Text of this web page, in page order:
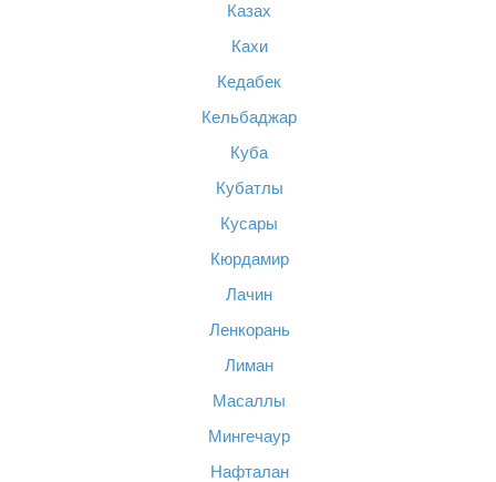
Казах
Кахи
Кедабек
Кельбаджар
Куба
Кубатлы
Кусары
Кюрдамир
Лачин
Ленкорань
Лиман
Масаллы
Мингечаур
Нафталан